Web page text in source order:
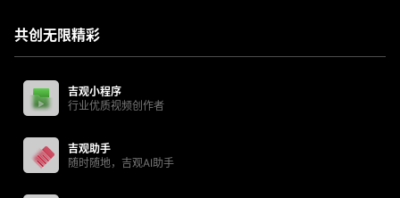
共创无限精彩
吉观小程序
行业优质视频创作者
吉观助手
随时随地，吉观AI助手